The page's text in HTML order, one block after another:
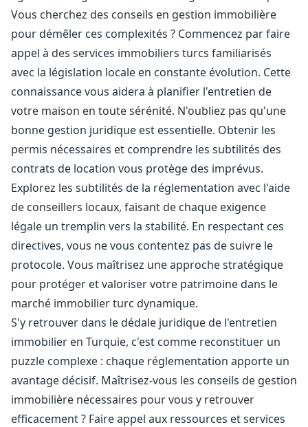
Vous cherchez des conseils en gestion immobilière
pour démêler ces complexités ? Commencez par faire
appel à des services immobiliers turcs familiarisés
avec la législation locale en constante évolution. Cette
connaissance vous aidera à planifier l'entretien de
votre maison en toute sérénité. N'oubliez pas qu'une
bonne gestion juridique est essentielle. Obtenir les
permis nécessaires et comprendre les subtilités des
contrats de location vous protège des imprévus.
Explorez les subtilités de la réglementation avec l'aide
de conseillers locaux, faisant de chaque exigence
légale un tremplin vers la stabilité. En respectant ces
directives, vous ne vous contentez pas de suivre le
protocole. Vous maîtrisez une approche stratégique
pour protéger et valoriser votre patrimoine dans le
marché immobilier turc dynamique.
S'y retrouver dans le dédale juridique de l'entretien
immobilier en Turquie, c'est comme reconstituer un
puzzle complexe : chaque réglementation apporte un
avantage décisif. Maîtrisez-vous les conseils de gestion
immobilière nécessaires pour vous y retrouver
efficacement ? Faire appel aux ressources et services